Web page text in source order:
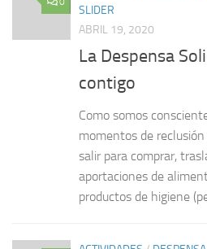
SLIDER
ABRIL 19, 2020
La Despensa
contigo
Como somos
momentos de
salir para comprar,
aportaciones de
productos de higiene